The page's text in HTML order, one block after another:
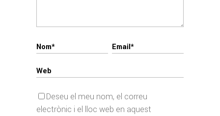
Deseu el meu nom, el correu
electrònic i el lloc web en aquest